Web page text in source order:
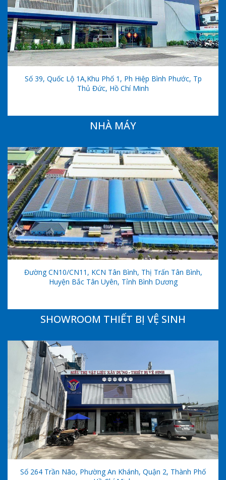
Số 39, Quốc Lộ 1A,khu Phố 1, Ph Hiệp Bình Phước, Tp
Thủ Đức, Hồ Chí Minh
NHÀ MÁY
Đường CN10/CN11, KCN Tân Bình, Thị Trấn Tân Bình,
Huyện Bắc Tân Uyên, Tỉnh Bình Dương
SHOWROOM THIẾT BỊ VỆ SINH
Số 264 Trần Não, Phường An Khánh, Quận 2, Thành Phố